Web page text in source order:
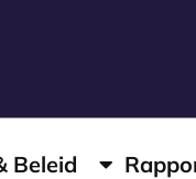
Beleid